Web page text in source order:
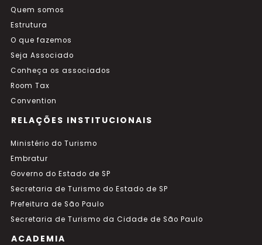
Quem somos
Estrutura
O que fazemos
Seja Associado
Conheça os associados
Room Tax
Convention
RELAÇÕES INSTITUCIONAIS
Ministério do Turismo
Embratur
Governo do Estado de SP
Secretaria de Turismo do Estado de SP
Prefeitura de São Paulo
Secretaria de Turismo da Cidade de São Paulo
ACADEMIA